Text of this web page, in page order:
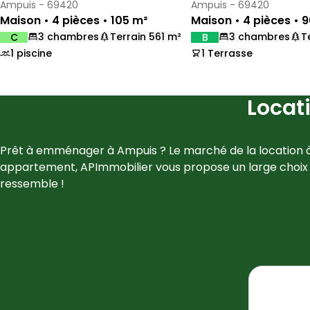
Ampuis - 69420
Maison • 4 pièces • 105 m²
DPE :
C
,
3 chambres
,
Terrain 561 m²
1 piscine
Ampuis - 69420
Maison • 4 pièces •
DPE :
B
,
3 chambres
,
1 Terrasse
Prêt à emménager à Ampuis ? Le marché de la location
appartement, APImmobilier vous propose un large
ressemble !